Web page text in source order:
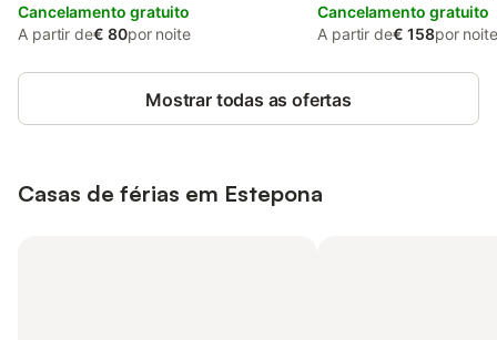
Cancelamento gratuito
A partir de€ 80por noite
Cancelamento gratuito
A partir de€ 158por noite
Mostrar todas as ofertas
Casas de férias em Estepona